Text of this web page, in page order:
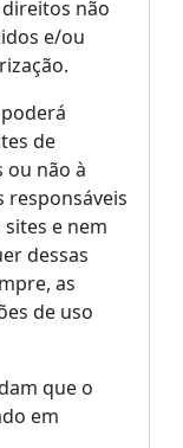
não
e/ou
de
ou não à
responsáveis
e nem
dessas
as
de uso
que o
em